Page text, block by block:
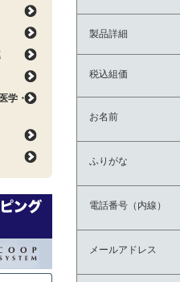
製品詳細
税込組価
お名前
ふりがな
電話番号（内線）
メールアドレス
学・